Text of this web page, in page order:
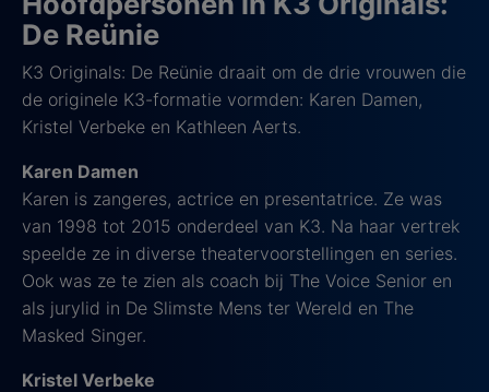
De Reünie
K3 Originals: De Reünie draait om de drie vrouwen die
de originele K3-formatie vormden: Karen Damen,
Kristel Verbeke en Kathleen Aerts.
Karen Damen
Karen is zangeres, actrice en presentatrice. Ze was
van 1998 tot 2015 onderdeel van K3. Na haar vertrek
speelde ze in diverse theatervoorstellingen en series.
Ook was ze te zien als coach bij The Voice Senior en
als jurylid in De Slimste Mens ter Wereld en The
Masked Singer.
Kristel Verbeke